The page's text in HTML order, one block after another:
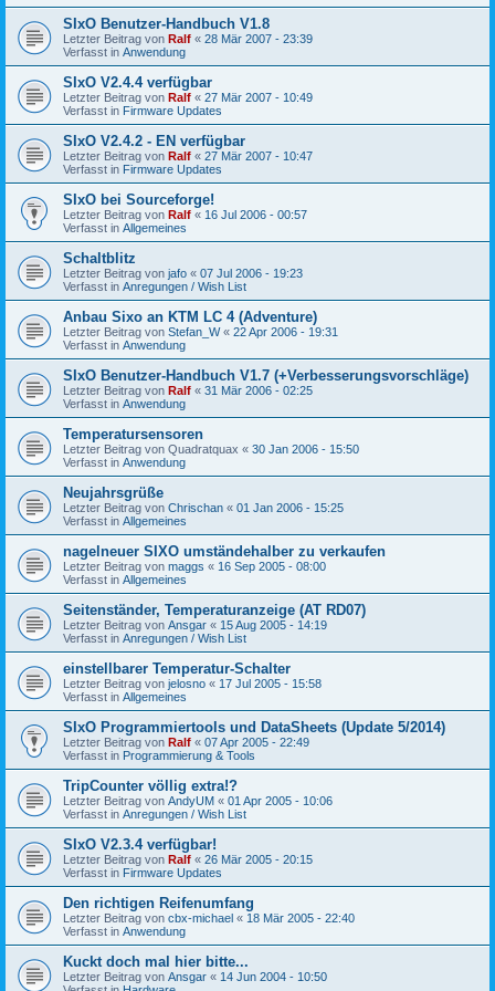
SIxO Benutzer-Handbuch V1.8
Letzter Beitrag von Ralf « 28 Mär 2007 - 23:39
Verfasst in Anwendung
SIxO V2.4.4 verfügbar
Letzter Beitrag von Ralf « 27 Mär 2007 - 10:49
Verfasst in Firmware Updates
SIxO V2.4.2 - EN verfügbar
Letzter Beitrag von Ralf « 27 Mär 2007 - 10:47
Verfasst in Firmware Updates
SIxO bei Sourceforge!
Letzter Beitrag von Ralf « 16 Jul 2006 - 00:57
Verfasst in Allgemeines
Schaltblitz
Letzter Beitrag von jafo « 07 Jul 2006 - 19:23
Verfasst in Anregungen / Wish List
Anbau Sixo an KTM LC 4 (Adventure)
Letzter Beitrag von Stefan_W« 22 Apr 2006 - 19:31
Verfasst in Anwendung
SIxO Benutzer-Handbuch V1.7 (+Verbesserungsvorschläge)
Letzter Beitrag von Ralf « 31 Mär 2006 - 02:25
Verfasst in Anwendung
Temperatursensoren
Letzter Beitrag von Quadratquax « 30 Jan 2006 - 15:50
Verfasst in Anwendung
Neujahrsgrüße
Letzter Beitrag von Chrischan « 01 Jan 2006 - 15:25
Verfasst in Allgemeines
nagelneuer SIXO umständehalber zu verkaufen
Letzter Beitrag von maggs « 16 Sep 2005 - 08:00
Verfasst in Allgemeines
Seitenständer, Temperaturanzeige (AT RD07)
Letzter Beitrag von Ansgar « 15 Aug 2005 - 14:19
Verfasst in Anregungen / Wish List
einstellbarer Temperatur-Schalter
Letzter Beitrag von jelosno « 17 Jul 2005 - 15:58
Verfasst in Allgemeines
SIxO Programmiertools und DataSheets (Update 5/2014)
Letzter Beitrag von Ralf « 07 Apr 2005 - 22:49
Verfasst in Programmierung & Tools
TripCounter völlig extra!?
Letzter Beitrag von AndyUM « 01 Apr 2005 - 10:06
Verfasst in Anregungen / Wish List
SIxO V2.3.4 verfügbar!
Letzter Beitrag von Ralf « 26 Mär 2005 - 20:15
Verfasst in Firmware Updates
Den richtigen Reifenumfang
Letzter Beitrag von cbx-michael « 18 Mär 2005 - 22:40
Verfasst in Anwendung
Kuckt doch mal hier bitte...
Letzter Beitrag von Ansgar « 14 Jun 2004 - 10:50